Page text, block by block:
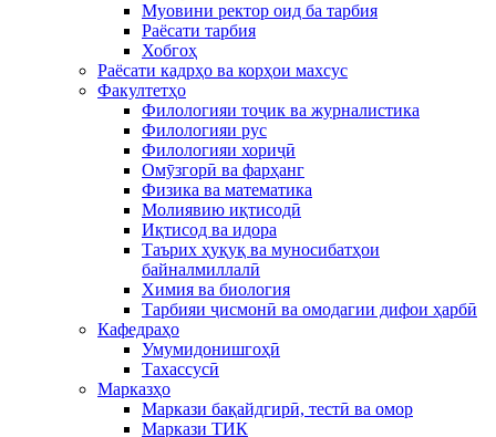
Муовини ректор оид ба тарбия
Раёсати тарбия
Хобгоҳ
Раёсати кадрҳо ва корҳои махсус
Факултетҳо
Филологияи тоҷик ва журналистика
Филологияи рус
Филологияи хориҷӣ
Омӯзгорӣ ва фарҳанг
Физика ва математика
Молиявию иқтисодӣ
Иқтисод ва идора
Таърих ҳуқуқ ва муносибатҳои
байналмиллалӣ
Химия ва биология
Тарбияи ҷисмонӣ ва омодагии дифои ҳарбӣ
Кафедраҳо
Умумидонишгоҳӣ
Тахассусӣ
Марказҳо
Маркази бақайдгирӣ, тестӣ ва омор
Маркази ТИК